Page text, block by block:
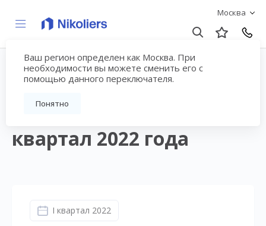
Москва
Ваш регион определен как Москва. При
необходимости вы можете сменить его с
помощью данного переключателя.
Понятно
Аналитический обзор
рынка новостроек элит-
квартал 2022 года
I квартал 2022